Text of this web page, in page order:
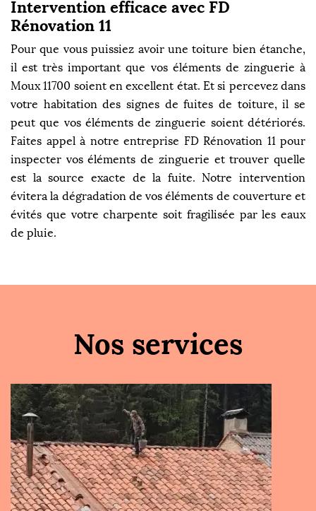
Intervention efficace avec FD
Rénovation 11
Pour que vous puissiez avoir une toiture bien étanche,
il est très important que vos éléments de zinguerie à
Moux 11700 soient en excellent état. Et si percevez dans
votre habitation des signes de fuites de toiture, il se
peut que vos éléments de zinguerie soient détériorés.
Faites appel à notre entreprise FD Rénovation 11 pour
inspecter vos éléments de zinguerie et trouver quelle
est la source exacte de la fuite. Notre intervention
évitera la dégradation de vos éléments de couverture et
évités que votre charpente soit fragilisée par les eaux
de pluie.
Nos services